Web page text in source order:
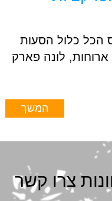
הכל כלול הסעות
לונה פארק
המשך
צרו קשר